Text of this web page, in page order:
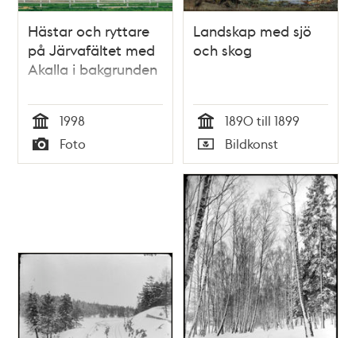
Hästar och ryttare
på Järvafältet med
Akalla i bakgrunden
Tid
1998
Typ
Foto
Landskap med sjö
och skog
Tid
1890 till 1899
Typ
Bildkonst